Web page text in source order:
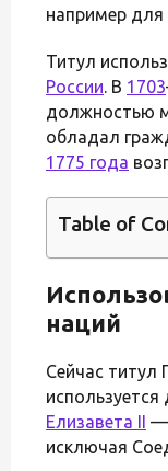
например для
Титул
России. В 1703
должностью
обладал
1775 года
Table of
наций
Сейчас титул
Елизавета II —
исключая